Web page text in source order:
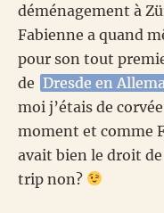
déménagement à
Fabienne a quand
pour son tout
de Dresde en
moi j’étais de
moment et comme
avait bien le droit
trip non?